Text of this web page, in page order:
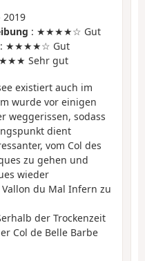
2019
: ★★★★☆ Gut
: ★★★★☆ Gut
Sehr gut
existiert auch im
wurde vor einigen
weggerissen, sodass
dient
vom Col des
zu gehen und
wieder
du Mal Infern zu
der Trockenzeit
Col de Belle Barbe